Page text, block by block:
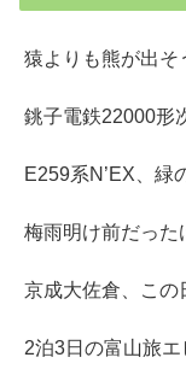
猿よりも熊が出そ
銚子電鉄22000形
E259系N’EX、緑
梅雨明け前だった
京成大佐倉、この
2泊3日の富山旅